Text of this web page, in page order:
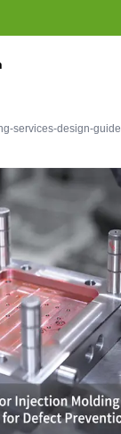
services-design-guide